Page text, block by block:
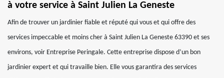
à votre service à Saint Julien La Geneste
Afin de trouver un jardinier fiable et réputé qui vous et qui offre des
services impeccable et moins cher à Saint Julien La Geneste 63390 et ses
environs, voir Entreprise Peringale. Cette entreprise dispose d’un bon
jardinier expert et qui travaille bien. Elle vous garantira des services